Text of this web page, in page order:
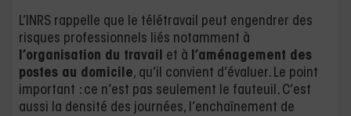
L’INRS rappelle que le télétravail peut engendrer des
risques professionnels liés notamment à
l’organisation du travail et à l’aménagement des
postes au domicile, qu’il convient d’évaluer. Le point
important : ce n’est pas seulement le fauteuil. C’est
aussi la densité des journées, l’enchaînement de